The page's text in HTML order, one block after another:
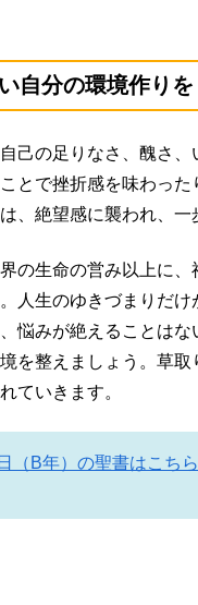
自分の環境作りを
己の足りなさ、醜さ
とで挫折感を味わっ
、絶望感に襲われ、
の生命の営み以上に
人生のゆきづまりだ
悩みが絶えることは
を整えましょう。草
ていきます。
（B年）の聖書はこちら